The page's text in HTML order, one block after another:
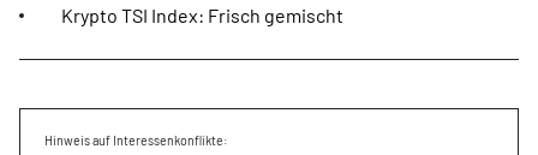
Krypto TSI Index: Frisch gemischt
Hinweis auf Interessenkonflikte: